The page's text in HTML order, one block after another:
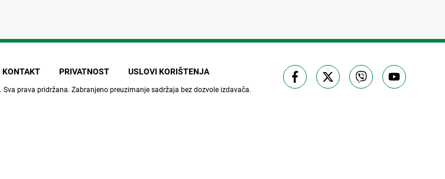
KONTAKT PRIVATNOST USLOVI KORIŠTENJA
. Sva prava pridržana. Zabranjeno preuzimanje sadržaja bez dozvole izdavača.